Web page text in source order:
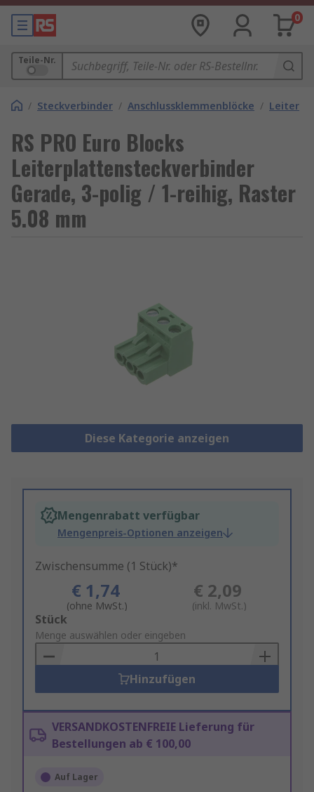
0
Teile-Nr.
/ Steckverbinder / Anschlussklemmenblöcke /
RS PRO Euro Blocks
Leiterplattensteckverbinder
Gerade, 3-polig / 1-reihig, Raster
5.08 mm
Diese Kategorie anzeigen
Mengenrabatt verfügbar
Mengenpreis-Optionen anzeigen
Zwischensumme (1 Stück)*
€ 1,74
(ohne MwSt.)
€ 2,09
(inkl. MwSt.)
Add
to
Basket
Stück
Menge auswählen oder eingeben
Hinzufügen
VERSANDKOSTENFREIE Lieferung für
Bestellungen ab € 100,00
Auf Lager